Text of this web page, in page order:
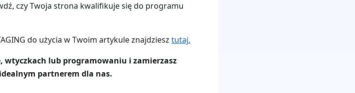
czy Twoja strona kwalifikuje się do programu
do użycia w Twoim artykule znajdziesz tutaj.
wtyczkach lub programowaniu i zamierzasz
idealnym partnerem dla nas.